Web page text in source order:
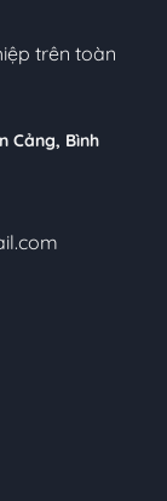
trên toàn
Cảng, Bình